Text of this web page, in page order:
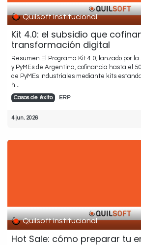
Quilsoft Institucional
Kit 4.0: el subsidio que
transformación digital
Resumen El Programa Kit 4.0, lanzado por
y PyMEs de Argentina, cofinancia hasta el
de PyMEs industriales mediante kits
h...
Casos de éxito ERP
4 jun. 2026
Quilsoft Institucional
Hot Sale: cómo preparar tu